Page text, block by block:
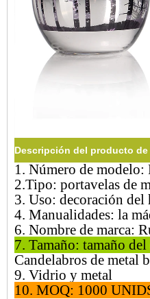
Descripción del producto
1. Número de
2.Tipo: portavelas de
3. Uso: decoración del
4. Manualidades: la
6. Nombre de marca:
7. Tamaño: tamaño
Candelabros de metal
9. Vidrio y metal
10. MOQ: 1000